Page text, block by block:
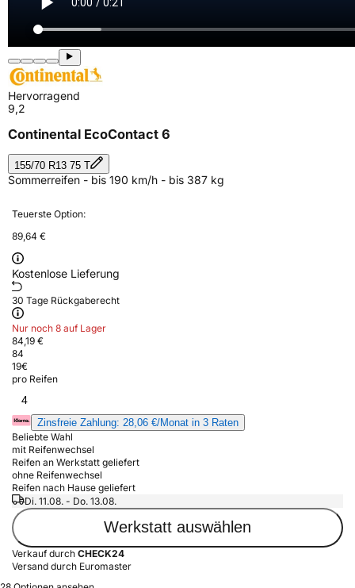
Hervorragend
9,2
Continental EcoContact 6
155/70 R13 75 T
Sommerreifen - bis 190 km/h - bis 387 kg
Teuerste Option:
89,64 €
Kostenlose Lieferung
30 Tage Rückgaberecht
Nur noch 8 auf Lager
84,19 €
84
19€
pro Reifen
4
Zinsfreie Zahlung: 28,06 €/Monat in 3 Raten
Beliebte Wahl
mit Reifenwechsel
Reifen an Werkstatt geliefert
ohne Reifenwechsel
Reifen nach Hause geliefert
Di. 11.08. - Do. 13.08.
Werkstatt auswählen
Verkauf durch CHECK24
Versand durch Euromaster